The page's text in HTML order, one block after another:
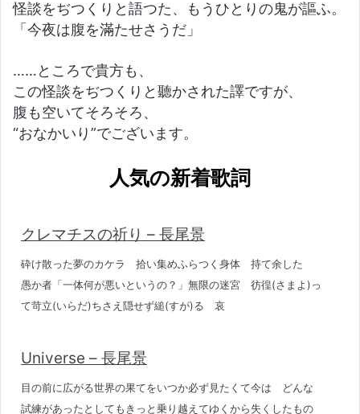
怪談をぢつくりと語つた、もうひとりの鬼が謳ふ。
「今夜は腹を滿たせさうだ」
……ところで貴方も、
この怪談をぢつくりと聽かされた譯ですが、
腹も空いてそろそろ、
“おなかいり”でございます。
人気の新着歌詞
クレマチスの祈り – 長尾景
砕け散った夢のカケラ 拾い集めふらつく身体 持て余した
愚か者「一体何が悪いというの？」無限の迷宮 彷徨(さまよ)っ
て苛立(いらだ)ちさえ隠せず縋(すが)る 哀
Universe – 長尾景
目の前に広がる世界の果てをいつか必ず見たくて今は どんな
試練があったとしてもきっと乗り越えてゆくから失くしたもの